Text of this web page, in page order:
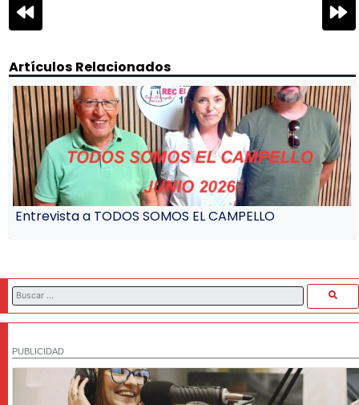
Navegación
de
Artículos Relacionados
Entrevista a TODOS SOMOS EL CAMPELLO
PUBLICIDAD